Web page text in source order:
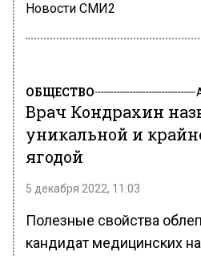
Новости СМИ2
ОБЩЕСТВО
Врач Кондрахин
уникальной и
ягодой
5 декабря 2022, 11:03
Полезные свойства
кандидат медицинских